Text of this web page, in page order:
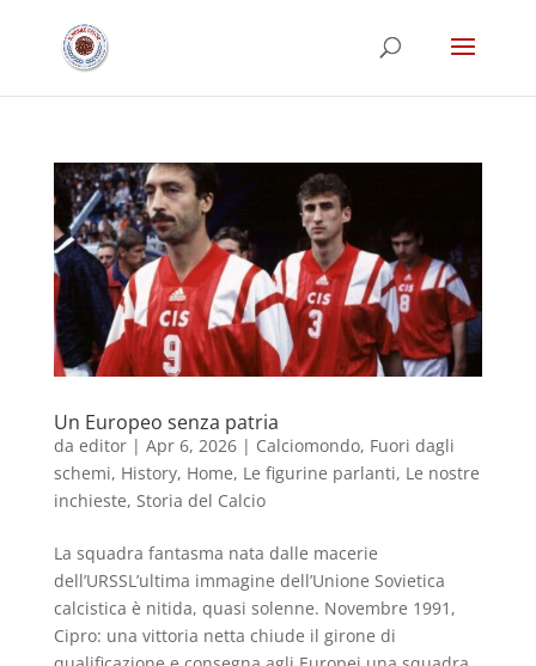
Un Europeo senza patria
da editor| Apr 6, 2026| Calciomondo, Fuori dagli
schemi, History, Home, Le figurine parlanti, Le nostre
inchieste, Storia del Calcio
La squadra fantasma nata dalle macerie
dell’URSSL’ultima immagine dell’Unione Sovietica
calcistica è nitida, quasi solenne. Novembre 1991,
Cipro: una vittoria netta chiude il girone di